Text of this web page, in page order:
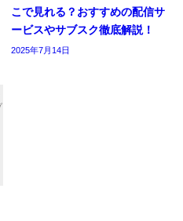
こで見れる？おすすめの配信サ
ービスやサブスク徹底解説！
2025年7月14日